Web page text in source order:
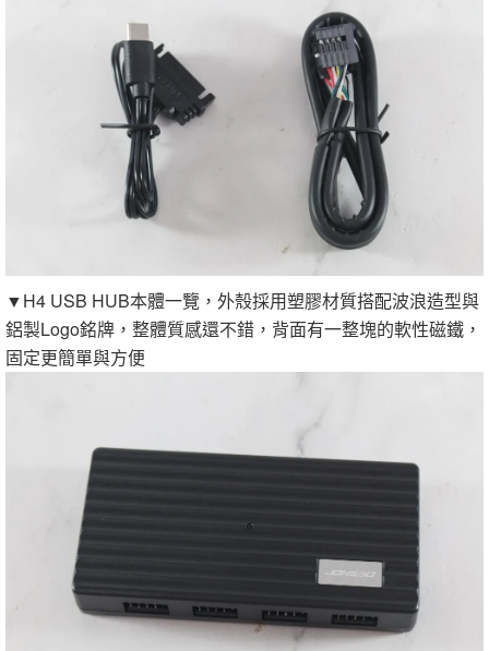
▼H4 USB HUB本體一覽，外殼採用塑膠材質搭配波浪造型與
鋁製Logo銘牌，整體質感還不錯，背面有一整塊的軟性磁鐵，
固定更簡單與方便